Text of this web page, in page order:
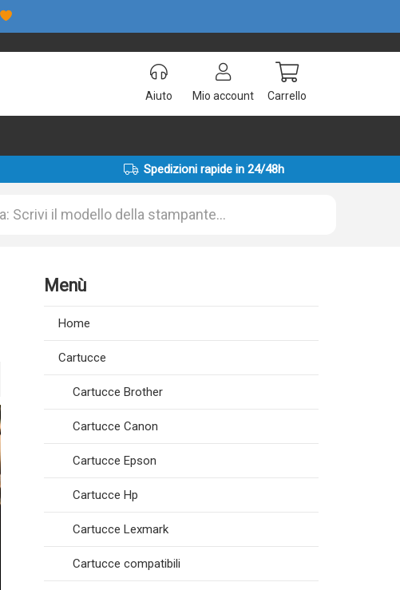
Aiuto Mio account Carrello
Spedizioni rapide in 24/48h
Menù
Home
Cartucce
Cartucce Brother
Cartucce Canon
Cartucce Epson
Cartucce Hp
Cartucce Lexmark
Cartucce compatibili